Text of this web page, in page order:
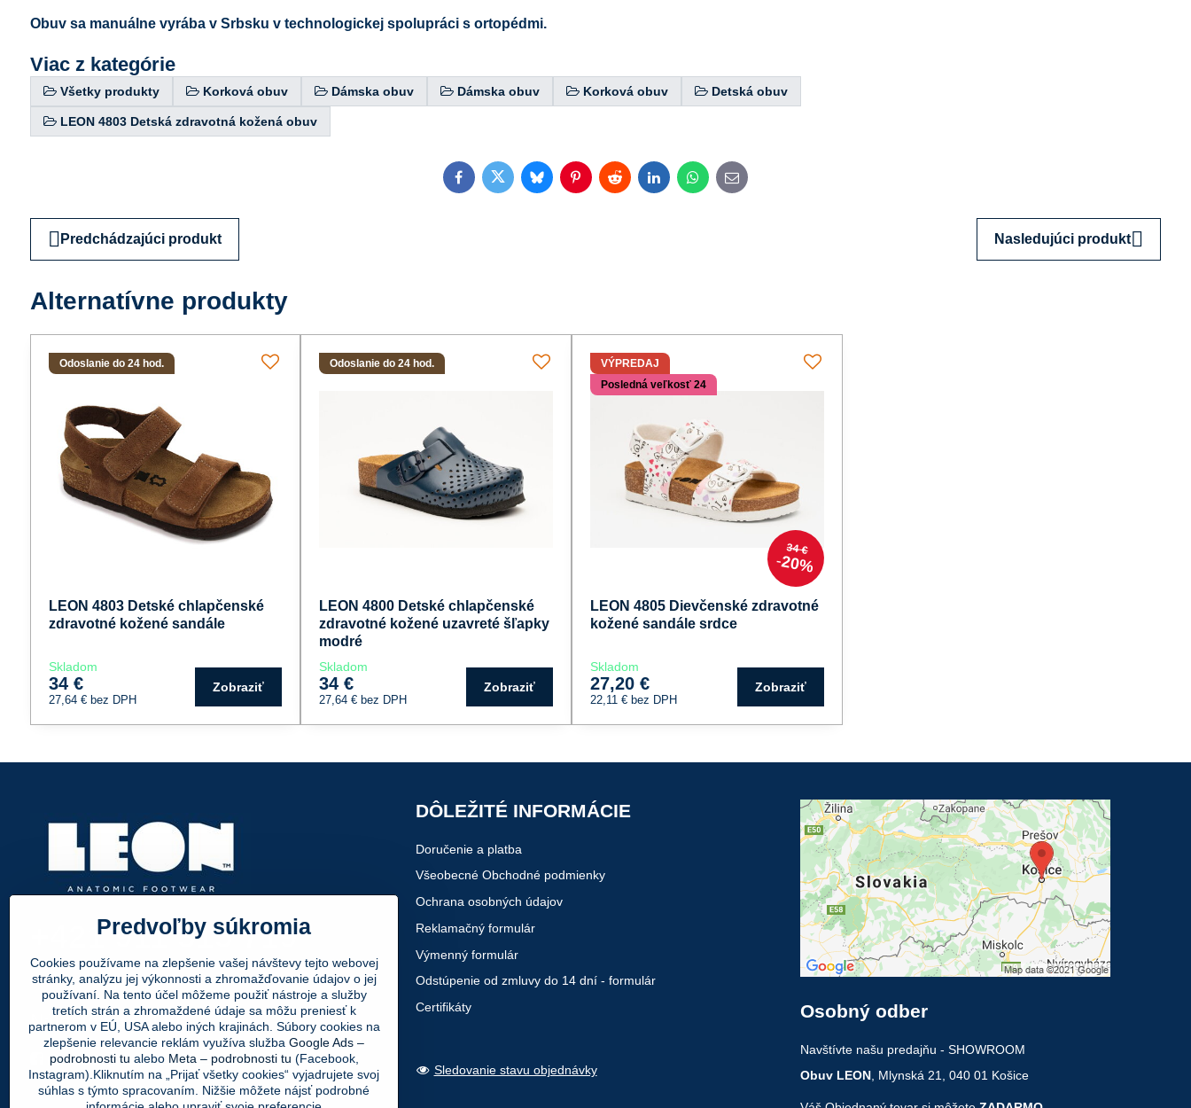
Obuv sa manuálne vyrába v Srbsku v technologickej spolupráci s ortopédmi.
Viac z kategórie
Všetky produkty Korková obuv Dámska obuv Dámska obuv Korková obuv Detská obuv
LEON 4803 Detská zdravotná kožená obuv
FacebookTwitterBlueskyPinterestRedditLinkedInWhatsApp
E-
mail
Predchádzajúci produkt Nasledujúci produkt
Alternatívne produkty
Odoslanie do 24 hod.
LEON 4803 Detské chlapčenské
zdravotné kožené sandále
Skladom
34 €
27,64 € bez DPH
Zobraziť
Odoslanie do 24 hod.
LEON 4800 Detské chlapčenské
zdravotné kožené uzavreté šľapky
modré
Skladom
34 €
27,64 €bez DPH
Zobraziť
34 €
20%
VÝPREDAJ
Posledná veľkosť 24
LEON 4805 Dievčenské zdravotné
kožené sandále srdce
Skladom
27,20 €
22,11 € bez DPH
Zobraziť
+421 911 315 719
info@leonpapuce.sk
Nájdete nás aj tu:
Facebook Instagram Youtube
DÔLEŽITÉ INFORMÁCIE
Doručenie a platba
Všeobecné Obchodné podmienky
Ochrana osobných údajov
Reklamačný formulár
Výmenný formulár
Odstúpenie od zmluvy do 14 dní - formulár
Certifikáty
Sledovanie stavu objednávky
Osobný odber
Navštívte našu predajňu - SHOWROOM
Obuv LEON, Mlynská 21, 040 01 Košice
Predvoľby súkromia
Cookies používame na zlepšenie vašej návštevy tejto webovej
stránky, analýzu jej výkonnosti a zhromažďovanie údajov o jej
používaní. Na tento účel môžeme použiť nástroje a služby
tretích strán a zhromaždené údaje sa môžu preniesť k
partnerom v EÚ, USA alebo iných krajinách. Súbory cookies na
zlepšenie relevancie reklám využíva služba Google Ads –
podrobnosti tu alebo Meta – podrobnosti tu (Facebook,
Instagram).Kliknutím na „Prijať všetky cookies“ vyjadrujete svoj
súhlas s týmto spracovaním. Nižšie môžete nájsť podrobné